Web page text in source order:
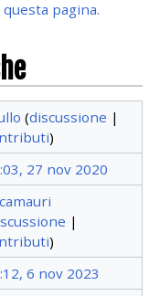
pagina.
(discussione |
)
27 nov 2020
|
)
6 nov 2023